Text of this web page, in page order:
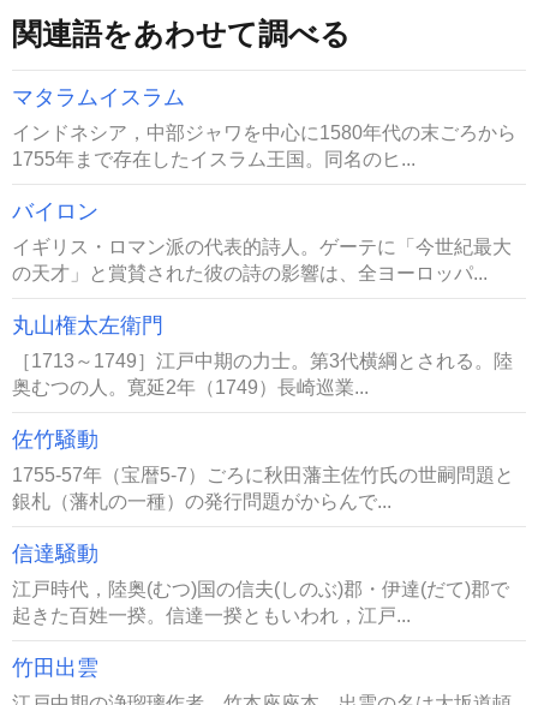
関連語をあわせて調べる
マタラムイスラム
インドネシア，中部ジャワを中心に1580年代の末ごろから
1755年まで存在したイスラム王国。同名のヒ...
バイロン
イギリス・ロマン派の代表的詩人。ゲーテに「今世紀最大
の天才」と賞賛された彼の詩の影響は、全ヨーロッパ...
丸山権太左衛門
［1713～1749］江戸中期の力士。第3代横綱とされる。陸
奥むつの人。寛延2年（1749）長崎巡業...
佐竹騒動
1755-57年（宝暦5-7）ごろに秋田藩主佐竹氏の世嗣問題と
銀札（藩札の一種）の発行問題がからんで...
信達騒動
江戸時代，陸奥(むつ)国の信夫(しのぶ)郡・伊達(だて)郡で
起きた百姓一揆。信達一揆ともいわれ，江戸...
竹田出雲